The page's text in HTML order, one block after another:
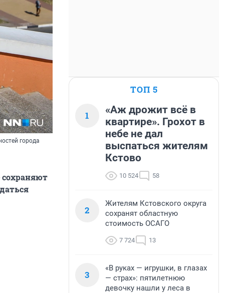
города
ТОП 5
1
«Аж дрожит всё в
квартире». Грохот в
небе не дал
выспаться жителям
Кстово
10 524 58
2
Жителям Кстовского округа
сохранят областную
стоимость ОСАГО
7 724 13
3
«В руках — игрушки, в глазах
— страх»: пятилетнюю
девочку нашли у леса в